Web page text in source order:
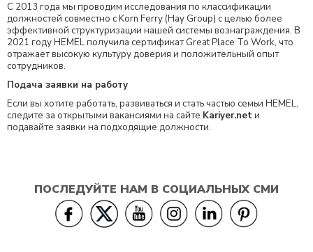
С 2013 года мы проводим исследования по классификации
должностей совместно с Korn Ferry (Hay Group) с целью более
эффективной структуризации нашей системы вознаграждения. В
2021 году HEMEL получила сертификат Great Place To Work, что
отражает высокую культуру доверия и положительный опыт
сотрудников.
Подача заявки на работу
Если вы хотите работать, развиваться и стать частью семьи HEMEL,
следите за открытыми вакансиями на сайте Kariyer.netи
подавайте заявки на подходящие должности.
ПОСЛЕДУЙТЕ НАМ В СОЦИАЛЬНЫХ СМИ